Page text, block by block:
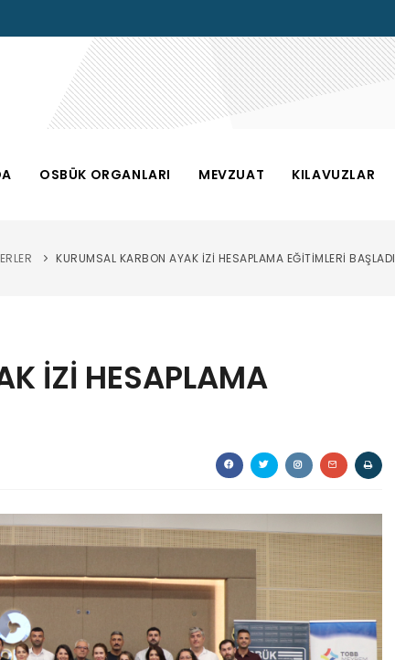
OSBÜK ORGANLARI MEVZUAT KILAVUZLAR
KURUMSAL KARBON AYAK İZİ HESAPLAMA EĞİTİMLERİ BAŞLADI
İZİ HESAPLAMA